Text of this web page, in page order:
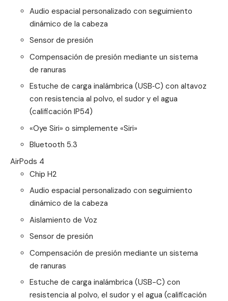
Audio espacial personalizado con seguimiento
dinámico de la cabeza
Sensor de presión
Compensación de presión mediante un sistema
de ranuras
Estuche de carga inalámbrica (USB‑C) con altavoz
con resistencia al polvo, el sudor y el agua
(calificación IP54)
«Oye Siri» o simplemente «Siri»
Bluetooth 5.3
AirPods 4
Chip H2
Audio espacial personalizado con seguimiento
dinámico de la cabeza
Aislamiento de Voz
Sensor de presión
Compensación de presión mediante un sistema
de ranuras
Estuche de carga inalámbrica (USB-C) con
resistencia al polvo, el sudor y el agua (calificación